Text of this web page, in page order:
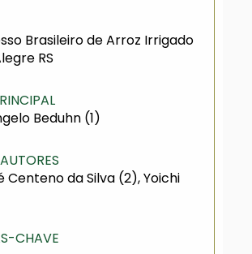
Brasileiro de Arroz Irrigado
RS
Beduhn (1)
Centeno da Silva (2), Yoichi
CHAVE